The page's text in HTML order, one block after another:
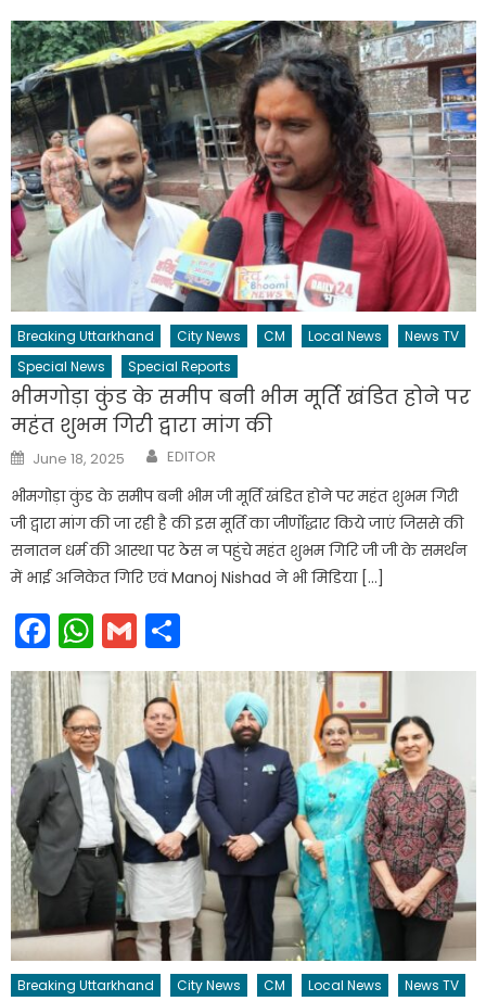
Breaking Uttarkhand City News CM Local News
News TV
Special News
Special Reports
भीमगोड़ा कुंड के समीप बनी भीम मूर्ति खंडित होने पर
महंत शुभम गिरी द्वारा मांग की
Posted
on
June 18, 2025 Author
EDITOR
भीमगोड़ा कुंड के समीप बनी भीम जी मूर्ति खंडित होने पर महंत शुभम गिरी
जी द्वारा मांग की जा रही है की इस मूर्ति का जीर्णोद्धार किये जाएं जिससे की
सनातन धर्म की आस्था पर ठेस न पहुंचे महंत शुभम गिरि जी जी के समर्थन
में भाई अनिकेत गिरि एवं Manoj Nishad ने भी मिडिया […]
Facebook
WhatsApp
Gmail
Breaking Uttarkhand City News CM Local News
News TV